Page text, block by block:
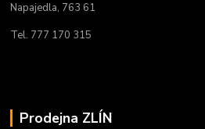
Napajedla, 763 61
Tel. 777 170 315
Prodejna ZLÍN